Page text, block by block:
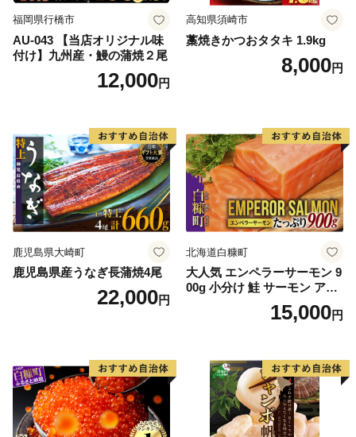
福岡県行橋市
AU-043 【当店オリジナル味
付け】九州産・鰻の蒲焼２尾
12,000円
高知県須崎市
藁焼きかつおタタキ 1.9kg
8,000円
鹿児島県大崎町
鹿児島県産うなぎ長蒲焼4尾
22,000円
北海道白糠町
大人気 エンペラーサーモン 9
00g 小分け 鮭 サーモン アト
ランティックサーモン 水産
庁長官賞 受賞 さけ シャケ し
満足 美味しい 贈答 生食用 刺
身 お刺身 刺し身 魚介類 海鮮
冷凍 厚切り 薄切り ふるさと
納税 ふるさとチョイス チョ
イス 北海道 白糠町
15,000円